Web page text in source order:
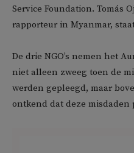
Service Foundation. Tomás
rapporteur in Myanmar,
De drie NGO’s nemen het
niet alleen zweeg toen de
werden gepleegd, maar
ontkend dat deze misdaden